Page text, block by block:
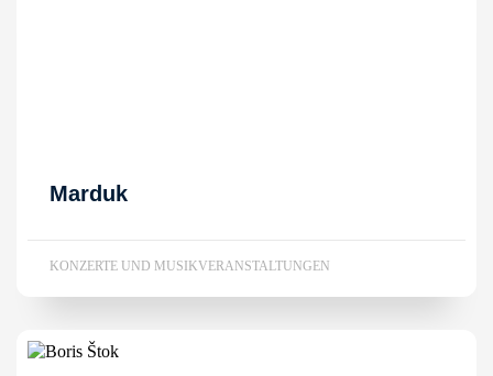
Marduk
KONZERTE UND MUSIKVERANSTALTUNGEN